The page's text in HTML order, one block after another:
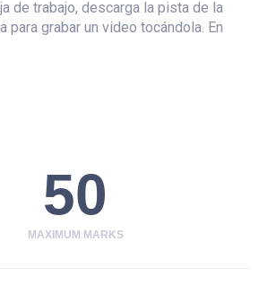
de trabajo, descarga la pista de la
para grabar un video tocándola. En
50
MAXIMUM MARKS